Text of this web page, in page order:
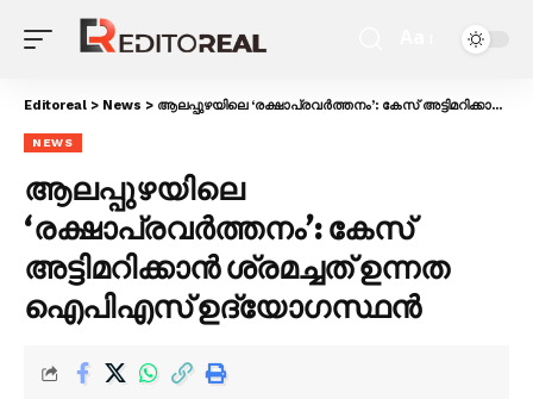
Editoreal > News > ആലപ്പുഴയിലെ ‘രക്ഷാപ്രവർത്തനം’: കേസ് അട്ടിമറിക്കാൻ ശ്രമച്ചത് ഉന്നത ഐപിഎസ് ഉദ്യോഗസ്ഥൻ
NEWS
ആലപ്പുഴയിലെ
‘രക്ഷാപ്രവർത്തനം’: കേസ്
അട്ടിമറിക്കാൻ ശ്രമച്ചത് ഉന്നത
ഐപിഎസ് ഉദ്യോഗസ്ഥൻ